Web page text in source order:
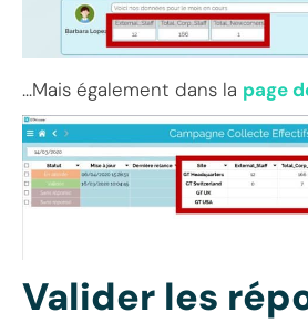
…Mais également dans la page
Valider les